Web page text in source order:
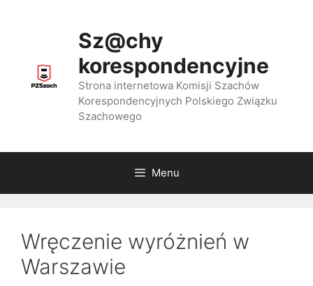
Sz@chy
korespondencyjne
Strona internetowa Komisji Szachów
Korespondencyjnych Polskiego Związku
Szachowego
Menu
Wręczenie wyróżnień w
Warszawie